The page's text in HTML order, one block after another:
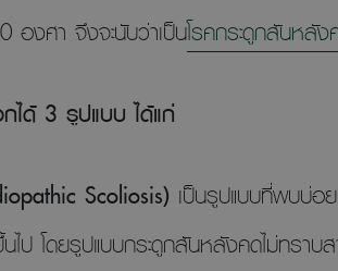
งศา จึงจะนับว่าเป็นโรคกระดูกสันหลั
ได้ 3 รูปแบบ ได้แก่
Scoliosis) เป็นรูปแบบที่พบบ่อ
โดยรูปแบบกระดูกสันหลังคดไม่ทราบ